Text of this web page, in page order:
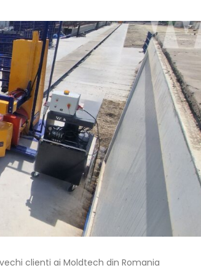
clienti ai Moldtech din Romania